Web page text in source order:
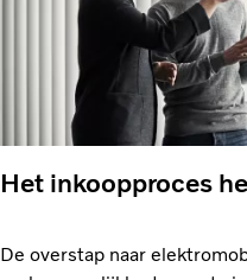
Het inkoopproces
De overstap naar